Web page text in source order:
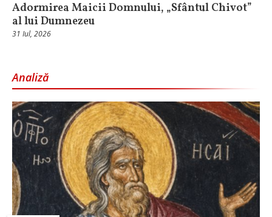
Adormirea Maicii Domnului, „Sfântul Chivot”
al lui Dumnezeu
31 Iul, 2026
Analiză